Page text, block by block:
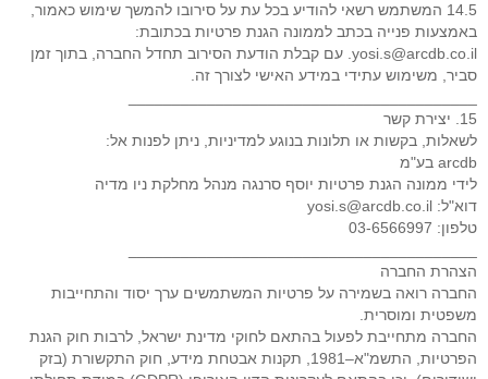
14.5 המשתמש רשאי להודיע בכל עת על סירובו להמשך שימוש כאמור,
באמצעות פנייה בכתב לממונה הגנת פרטיות בכתובת:
yosi.s@arcdb.co.il. עם קבלת הודעת הסירוב תחדל החברה, בתוך זמן
סביר, משימוש עתידי במידע האישי לצורך זה.
15. יצירת קשר
לשאלות, בקשות או תלונות בנוגע למדיניות, ניתן לפנות אל:
arcdb בע"מ
לידי ממונה הגנת פרטיות יוסף סרנגה מנהל מחלקת ניו מדיה
דוא"ל: yosi.s@arcdb.co.il
טלפון: 03-6566997
הצהרת החברה
החברה רואה בשמירה על פרטיות המשתמשים ערך יסוד והתחייבות
משפטית ומוסרית.
החברה מתחייבת לפעול בהתאם לחוקי מדינת ישראל, לרבות חוק הגנת
הפרטיות, התשמ"א–1981, תקנות אבטחת מידע, חוק התקשורת (בזק